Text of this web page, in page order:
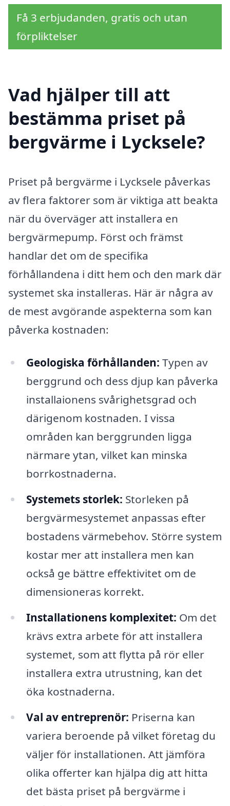
Få 3 erbjudanden, gratis och utan
förpliktelser
Vad hjälper till att
bestämma priset på
bergvärme i Lycksele?
Priset på bergvärme i Lycksele påverkas
av flera faktorer som är viktiga att beakta
när du överväger att installera en
bergvärmepump. Först och främst
handlar det om de specifika
förhållandena i ditt hem och den mark där
systemet ska installeras. Här är några av
de mest avgörande aspekterna som kan
påverka kostnaden:
Geologiska förhållanden: Typen av
berggrund och dess djup kan påverka
installaionens svårighetsgrad och
därigenom kostnaden. I vissa
områden kan berggrunden ligga
närmare ytan, vilket kan minska
borrkostnaderna.
Systemets storlek: Storleken på
bergvärmesystemet anpassas efter
bostadens värmebehov. Större system
kostar mer att installera men kan
också ge bättre effektivitet om de
dimensioneras korrekt.
Installationens komplexitet: Om det
krävs extra arbete för att installera
systemet, som att flytta på rör eller
installera extra utrustning, kan det
öka kostnaderna.
Val av entreprenör: Priserna kan
variera beroende på vilket företag du
väljer för installationen. Att jämföra
olika offerter kan hjälpa dig att hitta
det bästa priset på bergvärme i